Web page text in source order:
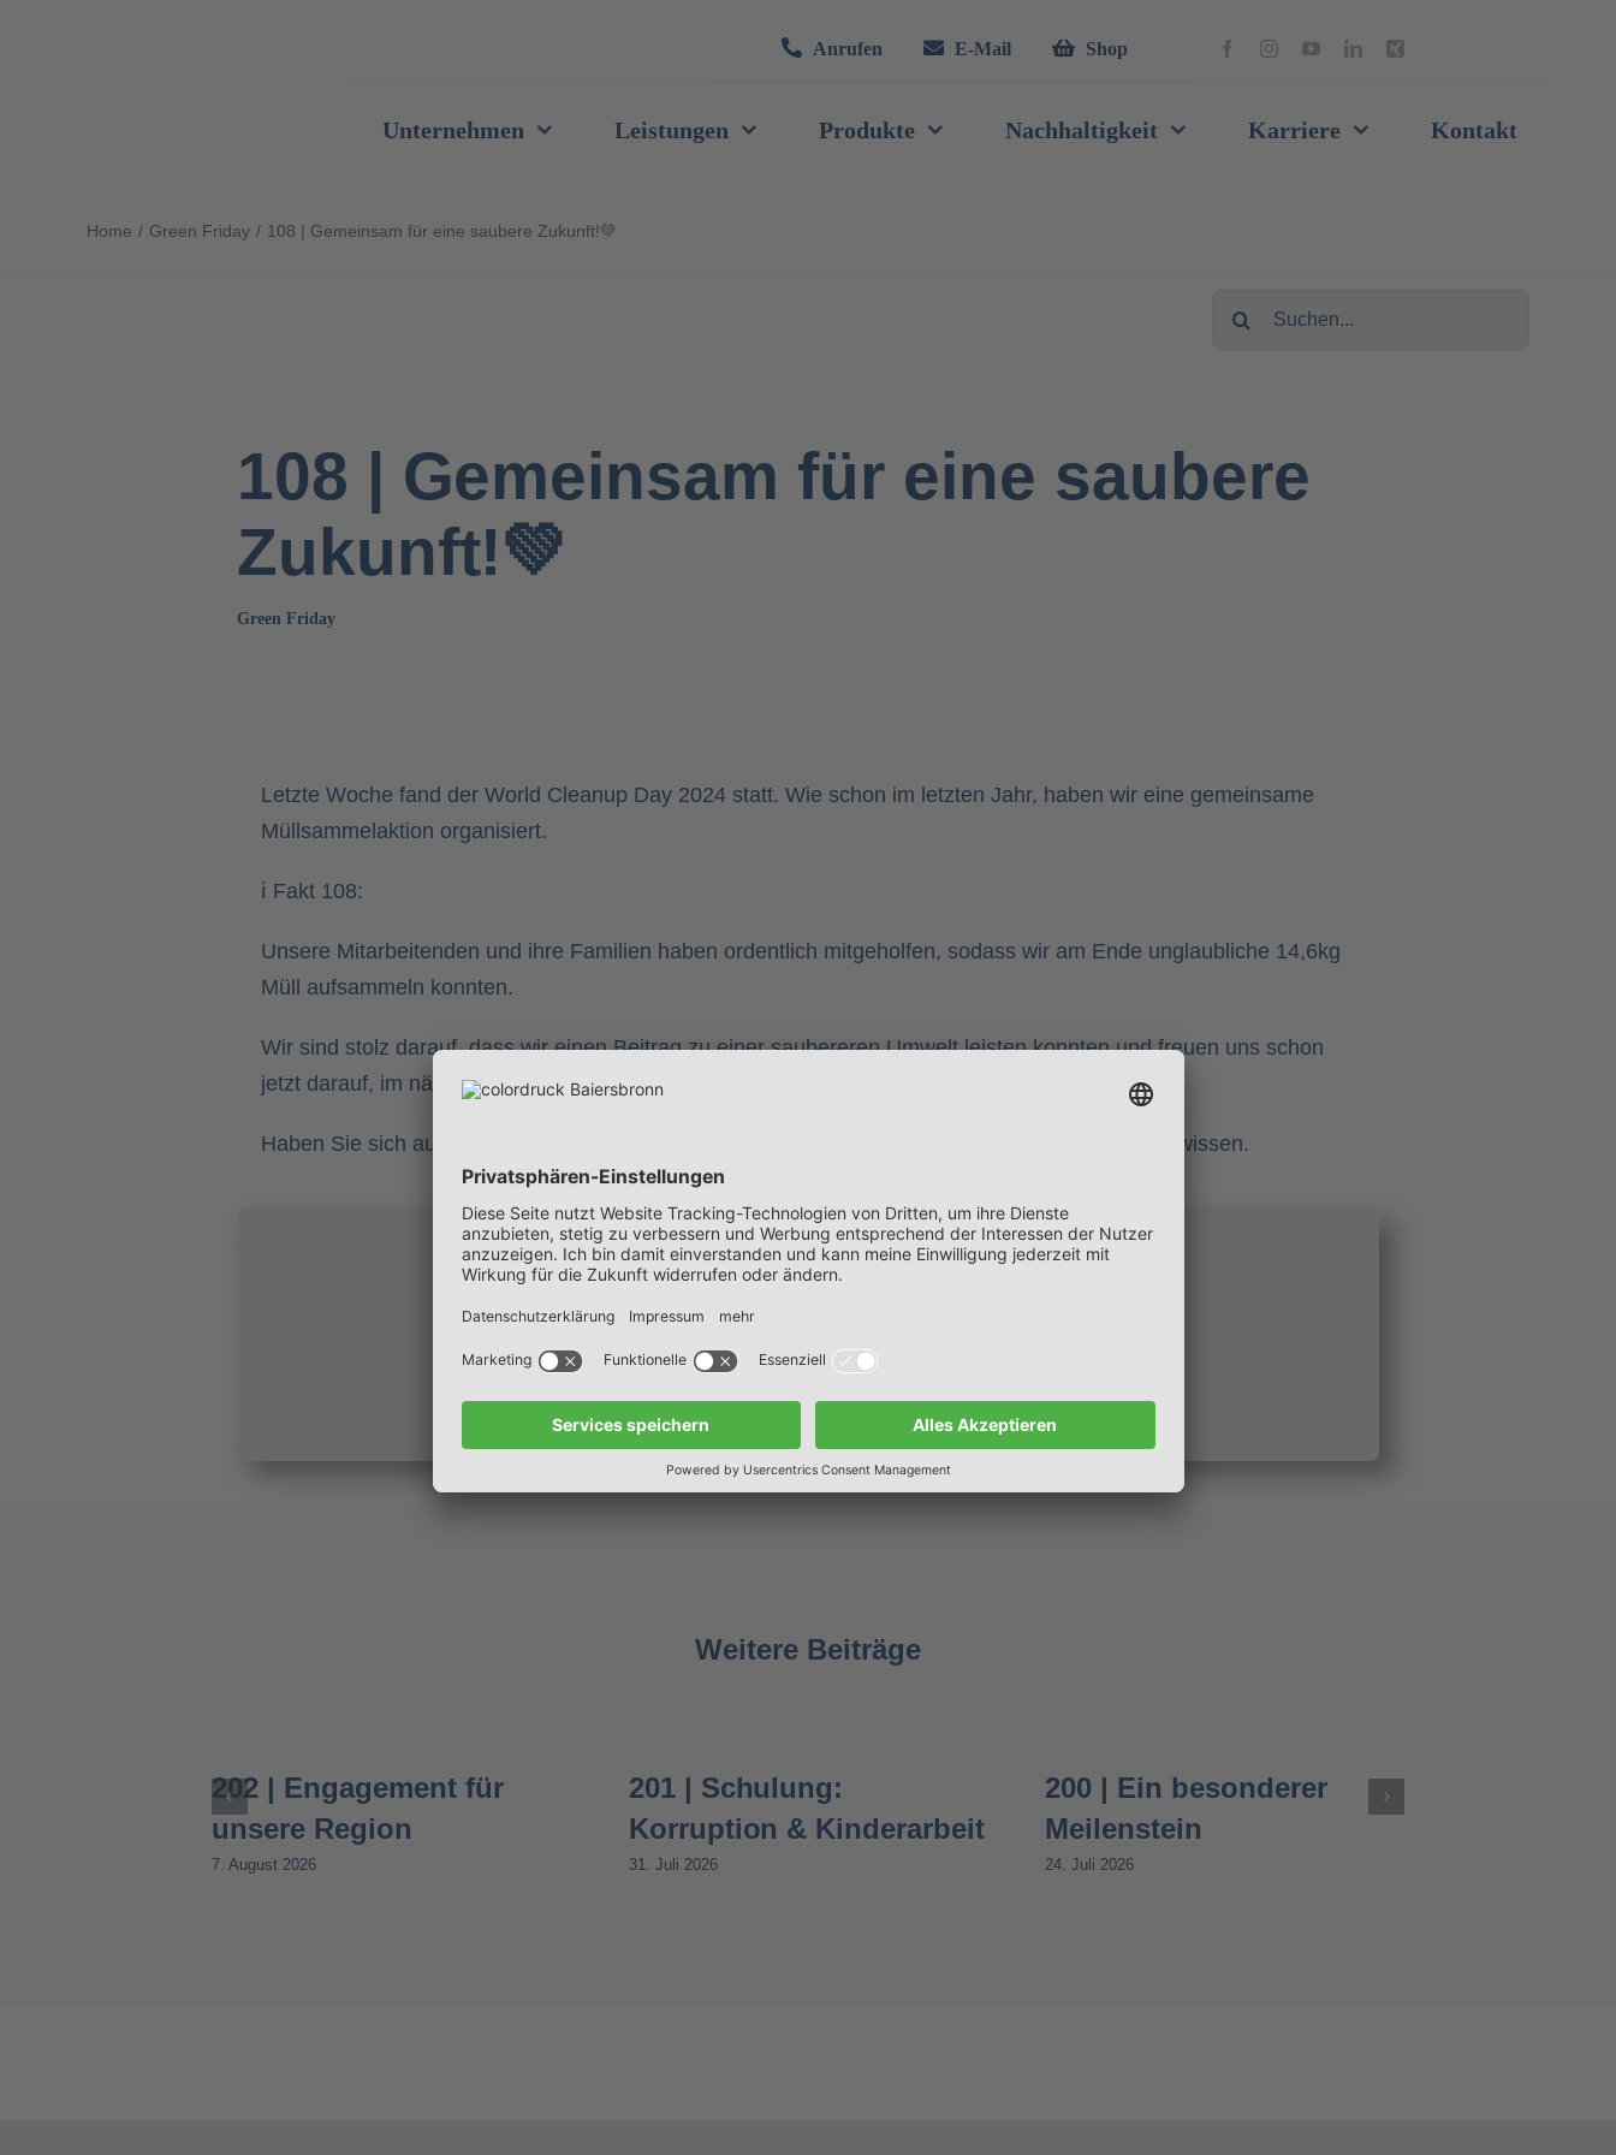
Anrufen E-Mail Shop
Unternehmen Leistungen Produkte Nachhaltigkeit Karriere Kontakt
Home Green Friday 108 | Gemeinsam für eine saubere Zukunft!💚
Suche
108 | Gemeinsam für eine saubere
Zukunft!💚
Green Friday
Letzte Woche fand der World Cleanup Day 2024 statt. Wie schon im letzten Jahr, haben wir eine gemeinsame
Müllsammelaktion organisiert.
ℹ Fakt 108:
Unsere Mitarbeitenden und ihre Familien haben ordentlich mitgeholfen, sodass wir am Ende unglaubliche 14,6kg
Müll aufsammeln konnten.
Wir sind stolz darauf, dass wir einen Beitrag zu einer saubereren Umwelt leisten konnten und freuen uns schon
jetzt darauf, im nächsten Jahr erneut an der Aktion teilzunehmen.🌿🌍
Haben Sie sich auch am World Cleanup Day beteiligt? Lassen Sie es uns in den Kommentaren wissen.
Besuchen Sie uns
Weitere Beiträge
202 | Engagement für
unsere Region
7. August 2026
201 | Schulung:
Korruption & Kinderarbeit
31. Juli 2026
200 | Ein besonderer
Meilenstein
24. Juli 2026